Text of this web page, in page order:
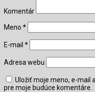
Komentár
Meno *
E-mail *
Adresa webu
Uložiť moje meno, e-mail
pre moje budúce komentáre.